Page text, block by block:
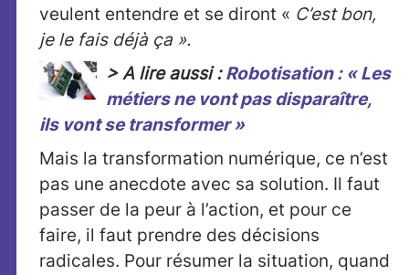
veulent entendre et se diront « C’est bon,
je le fais déjà ça ».
> A lire aussi :Robotisation : « Les
métiers ne vont pas disparaître,
ils vont se transformer »
Mais la transformation numérique, ce n’est
pas une anecdote avec sa solution. Il faut
passer de la peur à l’action, et pour ce
faire, il faut prendre des décisions
radicales. Pour résumer la situation, quand